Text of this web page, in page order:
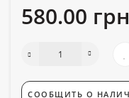
580.00 грн
СООБЩИТЬ О